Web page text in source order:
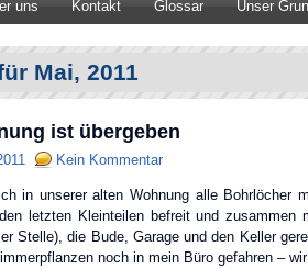
uns Kontakt Glossar Unser
Mai, 2011
ist übergeben
Kein Kommentar
in unserer alten Wohnung alle Bohrlöcher
letzten Kleinteilen befreit und zusammen
Stelle), die Bude, Garage und den Keller
noch in mein Büro gefahren –